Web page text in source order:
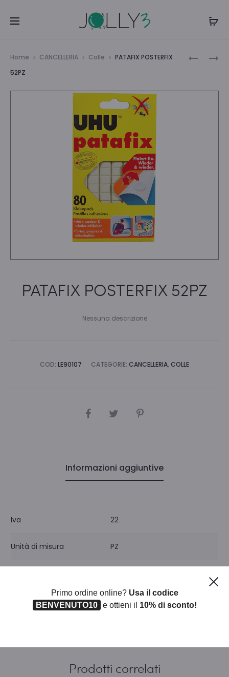
i
SVEGLIA
Home CANCELLERIA Colle
PATAFIX POSTERFIX
52PZ
PATAFIX POSTERFIX 52PZ
Nessuna descrizione
COD: LE90107 CATEGORIE: CANCELLERIA, COLLE
CONDIVIDI
Informazioni aggiuntive
Iva 22
Unità di misura PZ
Prodotti correlati
Primo ordine online? Usa il codice
BENVENUTO10
e ottieni il 10% di sconto!